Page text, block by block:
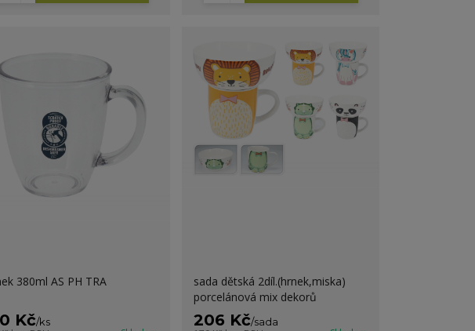
380ml AS PH TRA
Kč/ks
sada dětská 2díl.(hrnek,miska)
porcelánová mix dekorů
206 Kč/sada